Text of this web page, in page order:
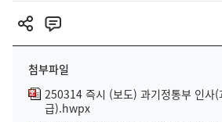
첨부파일
250314 즉시 (보도) 과기정통부 인사(
급).hwpx